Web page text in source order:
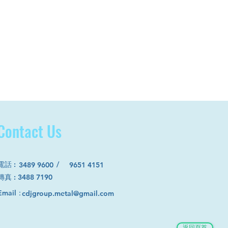
9651 4151
話 : /
：cdjgroup.metal@gmail.com
Us
3489 9600
真 : 3488 7190